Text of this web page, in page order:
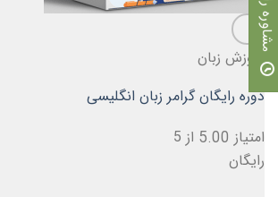
آموزش زبان
دوره رایگان گرامر زبان انگلیسی
امتیاز 5.00 از 5
رایگان